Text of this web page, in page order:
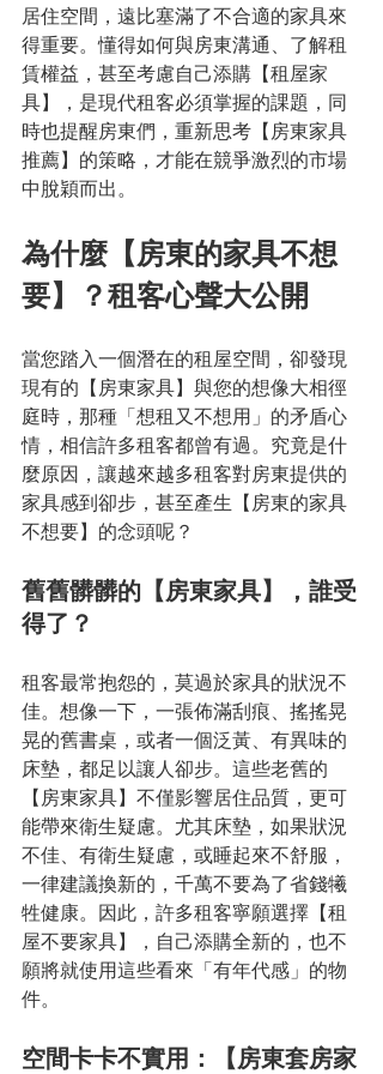
居住空間，遠比塞滿了不合適的家具來
得重要。懂得如何與房東溝通、了解租
賃權益，甚至考慮自己添購【租屋家
具】，是現代租客必須掌握的課題，同
時也提醒房東們，重新思考【房東家具
推薦】的策略，才能在競爭激烈的市場
中脫穎而出。
為什麼【房東的家具不想
要】？租客心聲大公開
當您踏入一個潛在的租屋空間，卻發現
現有的【房東家具】與您的想像大相徑
庭時，那種「想租又不想用」的矛盾心
情，相信許多租客都曾有過。究竟是什
麼原因，讓越來越多租客對房東提供的
家具感到卻步，甚至產生【房東的家具
不想要】的念頭呢？
舊舊髒髒的【房東家具】，誰受
得了？
租客最常抱怨的，莫過於家具的狀況不
佳。想像一下，一張佈滿刮痕、搖搖晃
晃的舊書桌，或者一個泛黃、有異味的
床墊，都足以讓人卻步。這些老舊的
【房東家具】不僅影響居住品質，更可
能帶來衛生疑慮。尤其床墊，如果狀況
不佳、有衛生疑慮，或睡起來不舒服，
一律建議換新的，千萬不要為了省錢犧
牲健康。因此，許多租客寧願選擇【租
屋不要家具】，自己添購全新的，也不
願將就使用這些看來「有年代感」的物
件。
空間卡卡不實用：【房東套房家